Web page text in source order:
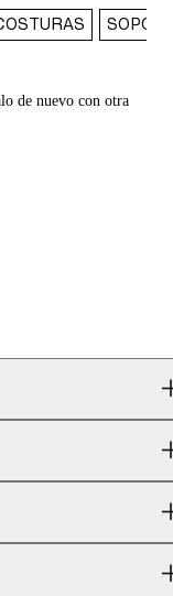
de nuevo con otra